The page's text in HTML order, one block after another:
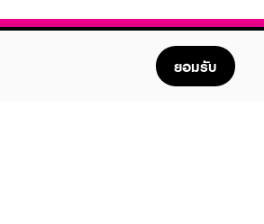
ยอมรับ